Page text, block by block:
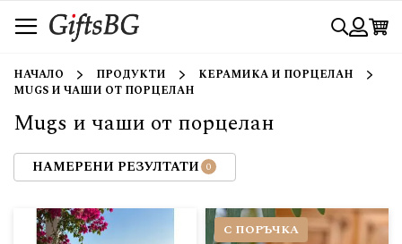
към
съдържанието
Търси
НАЧАЛО ПРОДУКТИ
КЕРАМИКА И ПОРЦЕЛАН
MUGS И ЧАШИ ОТ ПОРЦЕЛАН
Mugs и чаши от порцелан
С ПОРЪЧКА
НАМЕРЕНИ РЕЗУЛТАТИ